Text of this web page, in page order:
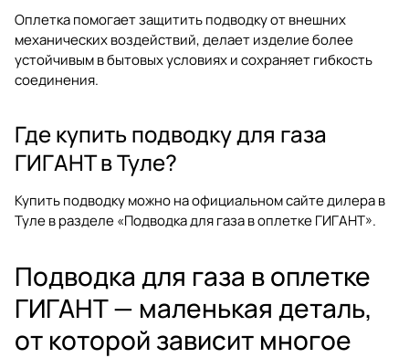
Оплетка помогает защитить подводку от внешних
механических воздействий, делает изделие более
устойчивым в бытовых условиях и сохраняет гибкость
соединения.
Где купить подводку для газа
ГИГАНТ в Туле?
Купить подводку можно на официальном сайте дилера в
Туле в разделе«Подводка для газа в оплетке ГИГАНТ».
Подводка для газа в оплетке
ГИГАНТ — маленькая деталь,
от которой зависит многое